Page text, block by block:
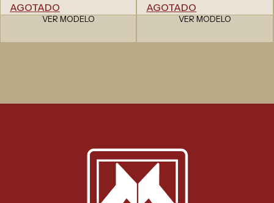
AGOTADO
VER MODELO
AGOTADO
VER MODELO